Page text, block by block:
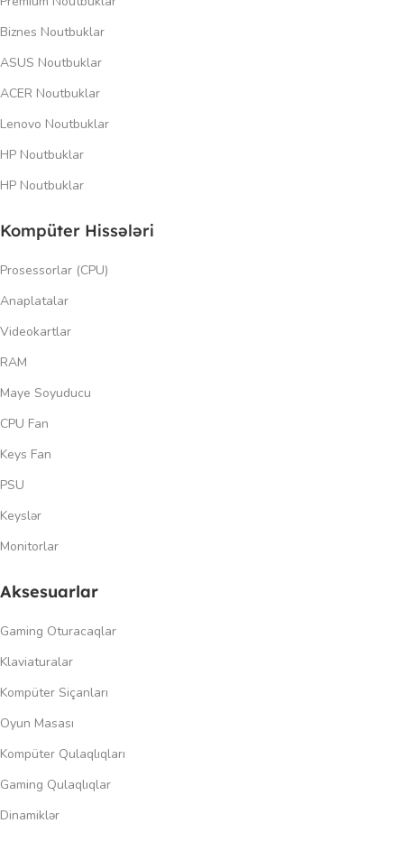
Biznes Noutbuklar
ASUS Noutbuklar
ACER Noutbuklar
Lenovo Noutbuklar
HP Noutbuklar
HP Noutbuklar
Kompüter Hissələri
Prosessorlar (CPU)
Anaplatalar
Videokartlar
RAM
Maye Soyuducu
CPU Fan
Keys Fan
PSU
Keyslər
Monitorlar
Aksesuarlar
Gaming Oturacaqlar
Klaviaturalar
Kompüter Siçanları
Oyun Masası
Kompüter Qulaqlıqları
Gaming Qulaqlıqlar
Dinamiklər